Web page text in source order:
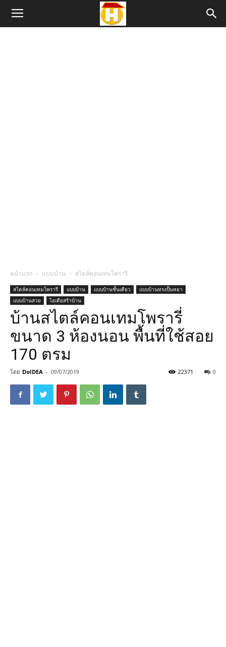
หน้าแรก แบบบ้าน สไตล์คอนเทมโพรารี
สไตล์คอนเทมโพรารี แบบบ้าน แบบบ้านชั้นเดียว
แบบบ้านทรงปั้นหยา
แบบบ้านสวย
ไอเดียสร้าบ้าน
บ้านสไตล์คอนเทมโพรารี่
ขนาด 3 ห้องนอน พื้นที่ใช้สอย
170 ตรม
โดย DoIDEA - 09/07/2019 0
22371